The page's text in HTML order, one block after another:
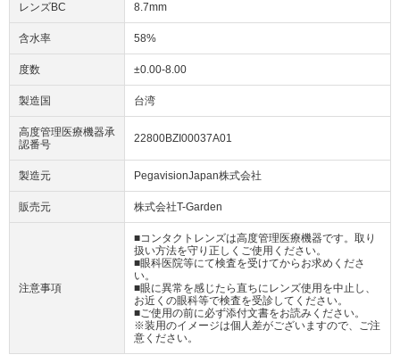
レンズBC 8.7mm
含水率 58%
度数 ±0.00-8.00
製造国 台湾
高度管理医療機器承
認番号
22800BZI00037A01
製造元 PegavisionJapan株式会社
販売元 株式会社T-Garden
注意事項
■コンタクトレンズは高度管理医療機器です。取り
扱い方法を守り正しくご使用ください。
■眼科医院等にて検査を受けてからお求めくださ
い。
■眼に異常を感じたら直ちにレンズ使用を中止し、
お近くの眼科等で検査を受診してください。
■ご使用の前に必ず添付文書をお読みください。
※装用のイメージは個人差がございますので、ご注
意ください。